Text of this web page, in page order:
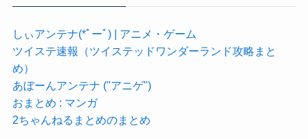
しぃアンテナ(*ﾟーﾟ) | アニメ・ゲーム
ツイステ速報（ツイステッドワンダーランド攻略まと
め）
あぼーんアンテナ ("アニゲ")
おまとめ : マンガ
2ちゃんねるまとめのまとめ